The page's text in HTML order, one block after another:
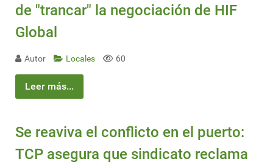
de "trancar" la negociación de HIF
Global
Autor Locales 60
Leer más...
Se reaviva el conflicto en el puerto:
TCP asegura que sindicato reclama